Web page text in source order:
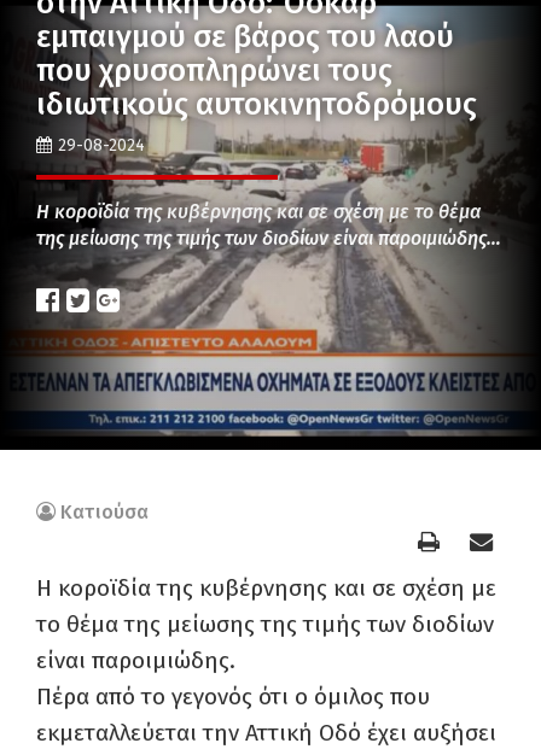
εμπαιγμού σε βάρος του λαού
που χρυσοπληρώνει τους
ιδιωτικούς αυτοκινητοδρόμους
29-08-2024
Η κοροϊδία της κυβέρνησης και σε σχέση με το θέμα
της μείωσης της τιμής των διοδίων είναι παροιμιώδης…
Κατιούσα
Η κοροϊδία της κυβέρνησης και σε σχέση με
το θέμα της μείωσης της τιμής των διοδίων
είναι παροιμιώδης.
Πέρα από το γεγονός ότι ο όμιλος που
εκμεταλλεύεται την Αττική Οδό έχει αυξήσει